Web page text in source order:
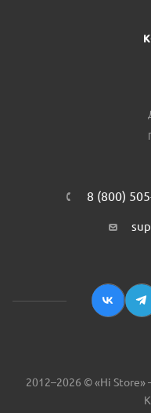
8 (800)
2012–2026 © «Hi Store»